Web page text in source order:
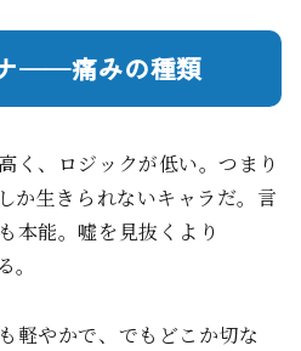
──痛みの種類
く、ロジックが低い。つまり
か生きられないキャラだ。言
本能。嘘を見抜くより
軽やかで、でもどこか切な